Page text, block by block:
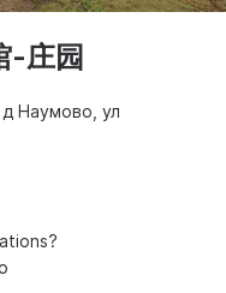
-庄园
Наумово, ул